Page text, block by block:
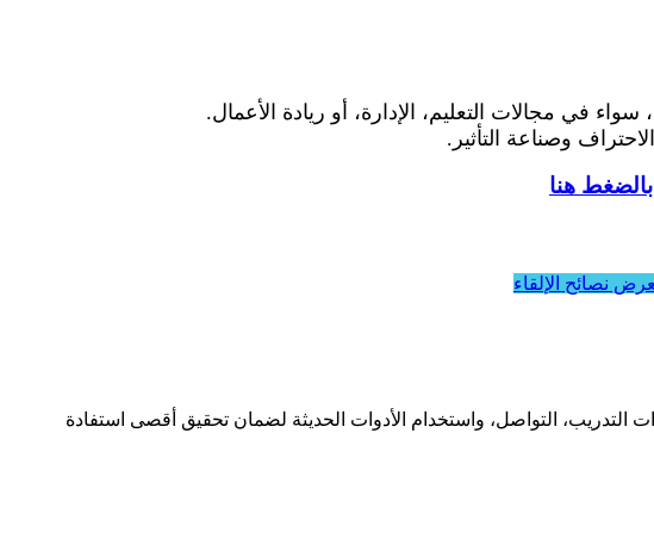
في مجالات التعليم، الإدارة، أو ريادة الأعمال.
وصناعة التأثير.
بالضغط هنا
نصائح الإلقاء